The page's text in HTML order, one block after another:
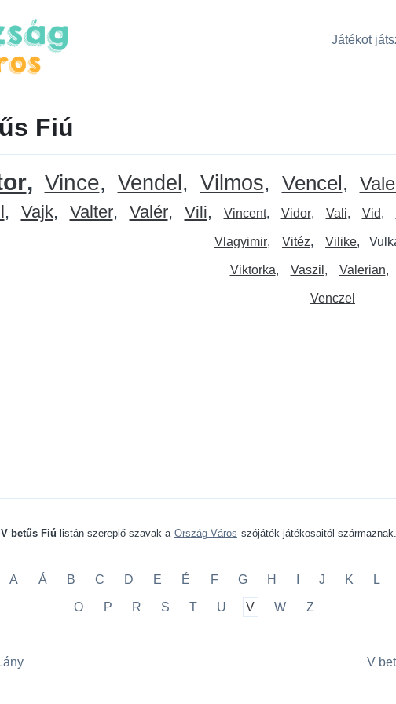
Játékot
Fiú
Vince Vendel Vilmos Vencel
Vajk Valter Valér Vili Vincent Vidor Vali Vid
Vlagyimir Vitéz Vilike
Viktorka Vaszil Valerian
Venczel
V betűs Fiú listán szereplő szavak a Ország Város szójáték játékosaitól származnak.
A Á B C D E É F G H J K L
O P R S T U V W Z
V